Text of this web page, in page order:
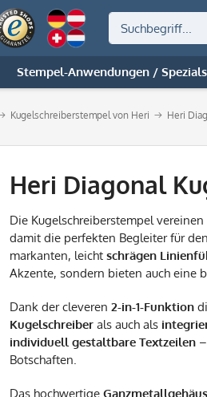
Stempel-Anwendungen /
Kugelschreiberstempel von Heri Heri
Heri Diagonal
Die Kugelschreiberstempel
damit die perfekten Begleiter für
markanten, leicht schrägen
Akzente, sondern bieten auch eine
Dank der cleveren 2-in-1-Funktion
Kugelschreiber als auch als
individuell gestaltbare Textzeilen
Botschaften.
Das hochwertige